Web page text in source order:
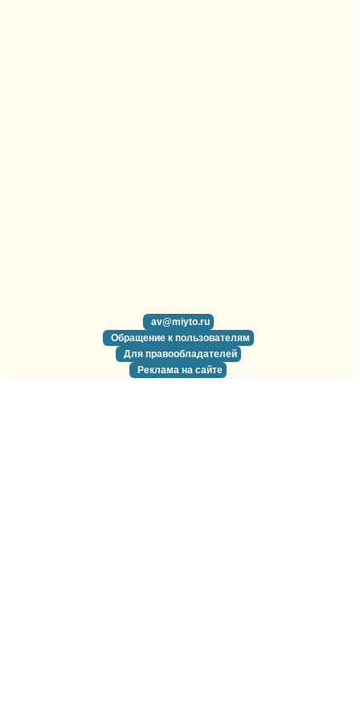
av@miyto.ru
Обращение к пользователям
Для правообладателей
Реклама на сайте